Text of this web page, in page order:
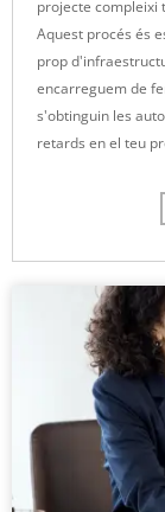
projecte compleixi
Aquest procés és
prop
encarreguem de
s'obtinguin les
retards en el teu